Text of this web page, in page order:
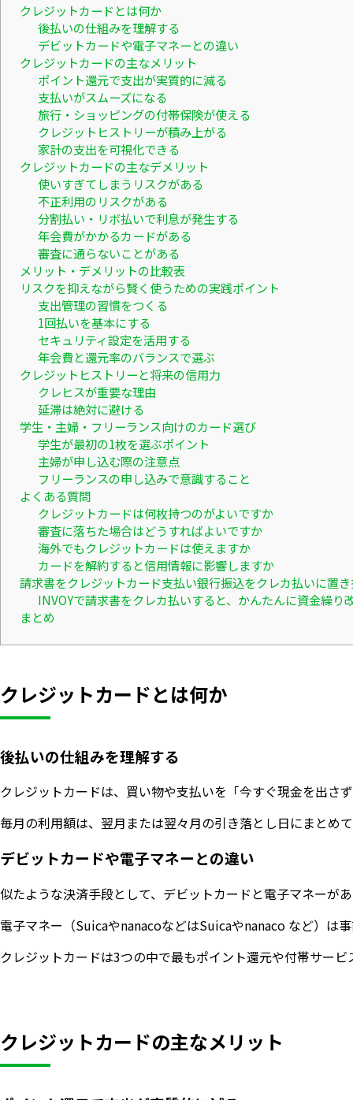
クレジットカードとは何か
後払いの仕組みを理解する
デビットカードや電子マネーとの違い
クレジットカードの主なメリット
ポイント還元で支出が実質的に減る
支払いがスムーズになる
旅行・ショッピングの付帯保険が使える
クレジットヒストリーが積み上がる
家計の支出を可視化できる
クレジットカードの主なデメリット
使いすぎてしまうリスクがある
不正利用のリスクがある
分割払い・リボ払いで利息が発生する
年会費がかかるカードがある
審査に通らないことがある
メリット・デメリットの比較表
リスクを抑えながら賢く使うための実践ポイント
支出管理の習慣をつくる
1回払いを基本にする
セキュリティ設定を活用する
年会費と還元率のバランスで選ぶ
クレジットヒストリーと将来の信用力
クレヒスが重要な理由
延滞は絶対に避ける
学生・主婦・フリーランス向けのカード選び
学生が最初の1枚を選ぶポイント
主婦が申し込む際の注意点
フリーランスの申し込みで意識すること
よくある質問
クレジットカードは何枚持つのがよいですか
審査に落ちた場合はどうすればよいですか
海外でもクレジットカードは使えますか
カードを解約すると信用情報に影響しますか
請求書をクレジットカード支払い銀行振込をクレカ払いに置
INVOYで請求書をクレカ払いすると、かんたんに資金繰り
まとめ
クレジットカードとは何か
後払いの仕組みを理解する
クレジットカードは、買い物や支払いを「今すぐ現金を出
毎月の利用額は、翌月または翌々月の引き落とし日にまとめ
デビットカードや電子マネーとの違い
似たような決済手段として、デビットカードと電子マネーが
電子マネー（SuicaやnanacoなどはSuicaやnanaco など）は
クレジットカードは3つの中で最もポイント還元や付帯サー
クレジットカードの主なメリット